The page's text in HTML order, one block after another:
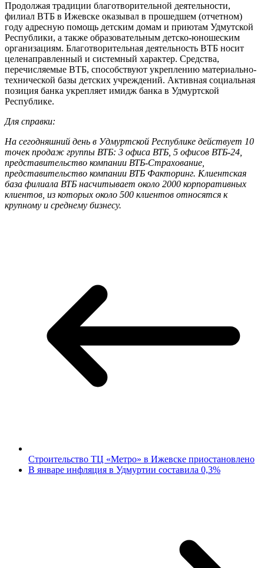
Продолжая традиции благотворительной деятельности,
филиал ВТБ в Ижевске оказывал в прошедшем (отчетном)
году адресную помощь детским домам и приютам Удмутской
Республики, а также образовательным детско-юношеским
организациям. Благотворительная деятельность ВТБ носит
целенаправленный и системный характер. Средства,
перечисляемые ВТБ, способствуют укреплению материально-
технической базы детских учреждений. Активная социальная
позиция банка укрепляет имидж банка в Удмуртской
Республике.
Для справки:
На сегодняшний день в Удмуртской Республике действует 10
точек продаж группы ВТБ: 3 офиса ВТБ, 5 офисов ВТБ-24,
представительство компании ВТБ-Страхование,
представительство компании ВТБ Факторинг. Клиентская
база филиала ВТБ насчитывает около 2000 корпоративных
клиентов, из которых около 500 клиентов относятся к
крупному и среднему бизнесу.
Строительство ТЦ «Метро» в Ижевске приостановлено
В январе инфляция в Удмуртии составила 0,3%